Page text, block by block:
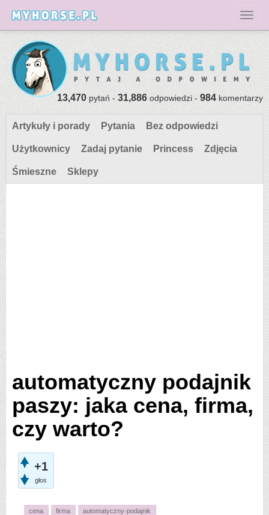
13,470pytań -31,886odpowiedzi -984komentarzy
Artykuły i porady Pytania Bez odpowiedzi
Użytkownicy Zadaj pytanie Princess Zdjęcia
Śmieszne Sklepy
automatyczny podajnik
paszy: jaka cena, firma,
czy warto?
+1
głos
cena firma automatyczny-podajnik